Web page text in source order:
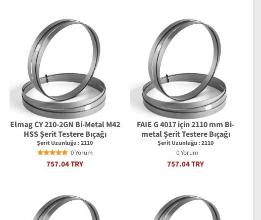
Elmag CY 210-2GN Bi-Metal M42
HSS Şerit Testere Bıçağı
Şerit Uzunluğu : 2110
0 Yorum
757.04 TRY
FAIE G 4017 için 2110 mm Bi-
metal Şerit Testere Bıçağı
Şerit Uzunluğu : 2110
0 Yorum
757.04 TRY